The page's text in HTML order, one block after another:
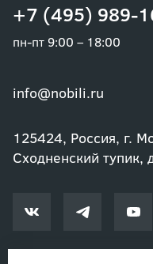
+7 (495) 989-
пн-пт 9:00 – 18:00
info@nobili.ru
125424, Россия, г.
Сходненский тупик,